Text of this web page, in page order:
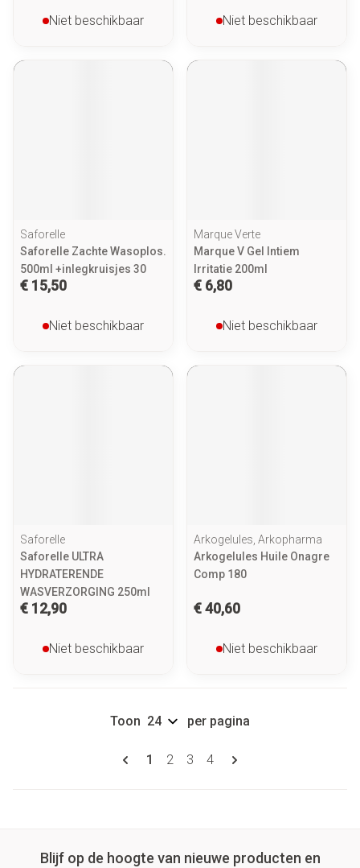
Niet beschikbaar Niet beschikbaar
Saforelle
Saforelle Zachte Wasoplos.
500ml +inlegkruisjes 30
€ 15,50
Niet beschikbaar
Marque Verte
Marque V Gel Intiem
Irritatie 200ml
€ 6,80
Niet beschikbaar
Saforelle
Saforelle ULTRA
HYDRATERENDE
WASVERZORGING 250ml
€ 12,90
Niet beschikbaar
Arkogelules, Arkopharma
Arkogelules Huile Onagre
Comp 180
€ 40,60
Niet beschikbaar
Pagina's
U lees momenteel pagina
1 Pagina
2 Pagina
3 Pagina
4
Toon per pagina
Blijf op de hoogte van nieuwe producten en